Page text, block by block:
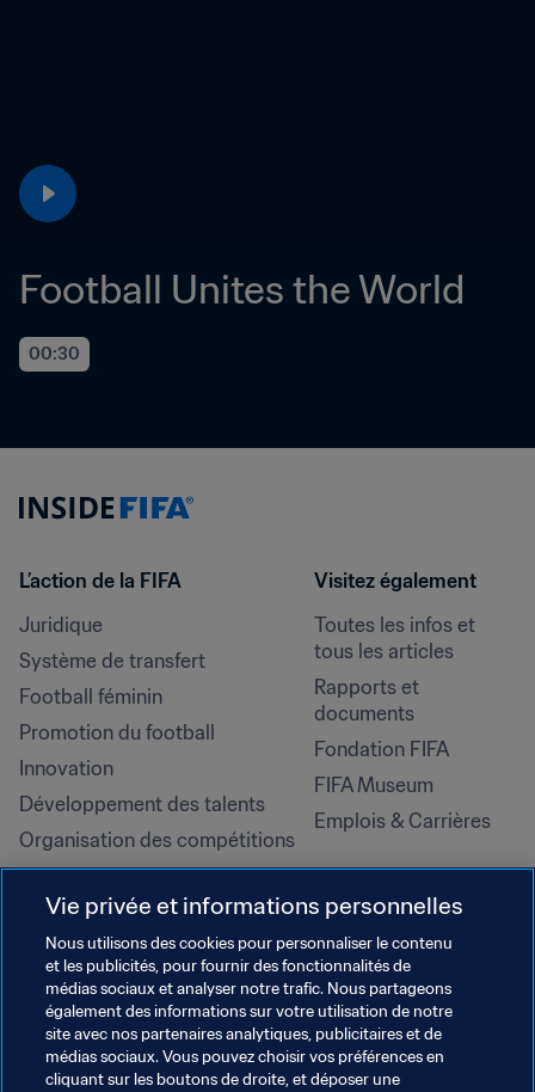
Football Unites the World
00:30
L’action de la FIFA
Juridique
Système de transfert
Football féminin
Promotion du football
Innovation
Développement des talents
Organisation des compétitions
Développement durable
Droits de l'homme et lutte contre
la discrimination
Santé et médical
Initiatives en matière de
formation
Visitez également
Toutes les infos et
tous les articles
Rapports et
documents
Fondation FIFA
FIFA Museum
Emplois & Carrières
Vie privée et informations personnelles
Nous utilisons des cookies pour personnaliser le contenu
et les publicités, pour fournir des fonctionnalités de
médias sociaux et analyser notre trafic. Nous partageons
également des informations sur votre utilisation de notre
site avec nos partenaires analytiques, publicitaires et de
médias sociaux. Vous pouvez choisir vos préférences en
cliquant sur les boutons de droite, et déposer une